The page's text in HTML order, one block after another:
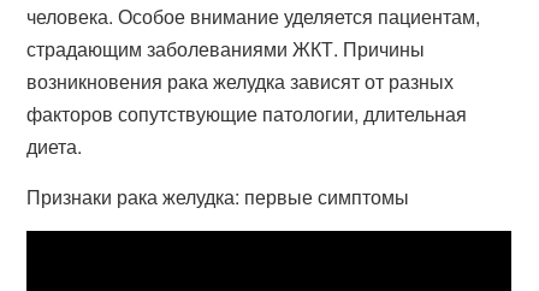
человека. Особое внимание уделяется пациентам,
страдающим заболеваниями ЖКТ. Причины
возникновения рака желудка зависят от разных
факторов сопутствующие патологии, длительная
диета.
Признаки рака желудка: первые симптомы